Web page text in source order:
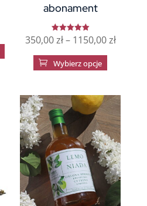
abonament
Oceniono
5.00
350,00zł– 1150,00złZakres
do
 Wybierz opcje
Ten
produkt
wiele
Opcje
można
wybrać
na